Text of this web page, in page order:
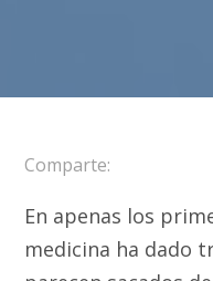
Comparte:
En apenas los
medicina ha dado